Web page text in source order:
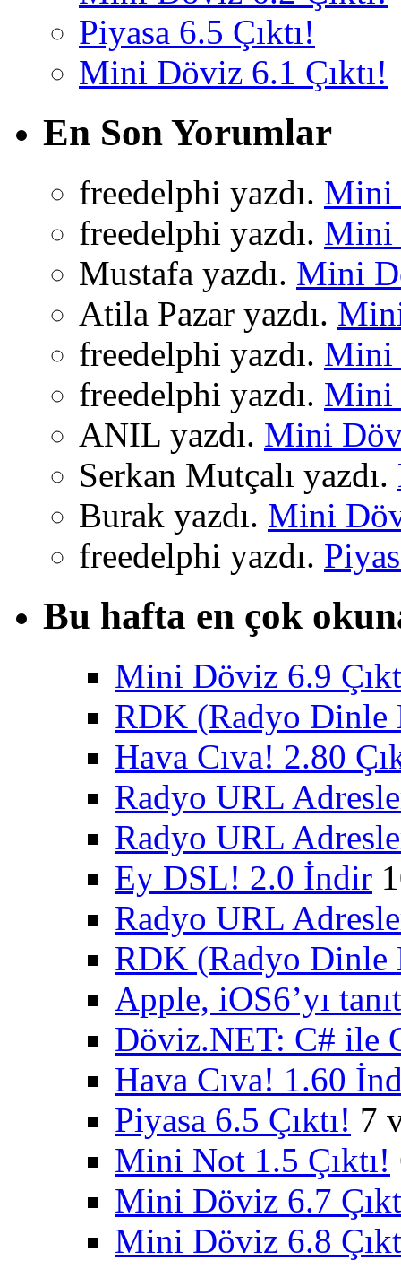
Piyasa 6.5 Çıktı!
Mini Döviz 6.1 Çıktı!
En Son Yorumlar
freedelphi yazdı. Mini
freedelphi yazdı. Mini
Mustafa yazdı. Mini
Atila Pazar yazdı.
freedelphi yazdı. Mini
freedelphi yazdı. Mini
ANIL yazdı. Mini
Serkan Mutçalı yazdı.
Burak yazdı. Mini
freedelphi yazdı.
Bu hafta en çok
Mini Döviz 6.9
RDK (Radyo Dinle
Hava Cıva! 2.80
Radyo URL
Radyo URL
Ey DSL! 2.0 İndir
Radyo URL
RDK (Radyo Dinle
Apple, iOS6’yı
Döviz.NET: C# ile
Hava Cıva! 1.60
Piyasa 6.5 Çıktı! 7
Mini Not 1.5 Çıktı!
Mini Döviz 6.7
Mini Döviz 6.8